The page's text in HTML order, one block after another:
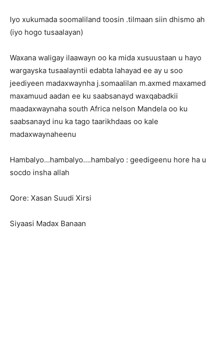
Iyo xukumada soomaliland toosin .tilmaan siin dhismo ah
(iyo hogo tusaalayan)
Waxana waligay ilaawayn oo ka mida xusuustaan u hayo
wargayska tusaalayntii edabta lahayad ee ay u soo
jeediyeen madaxwaynha j.somaalilan m.axmed maxamed
maxamuud aadan ee ku saabsanayd waxqabadkii
maadaxwaynaha south Africa nelson Mandela oo ku
saabsanayd inu ka tago taarikhdaas oo kale
madaxwaynaheenu
Hambalyo…hambalyo….hambalyo : geedigeenu hore ha u
socdo insha allah
Qore: Xasan Suudi Xirsi
Siyaasi Madax Banaan